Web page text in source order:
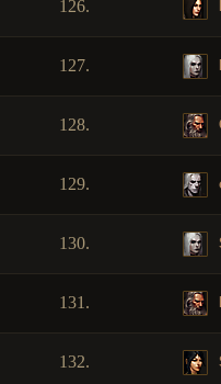
126.
127.
128.
129.
130.
131.
132.